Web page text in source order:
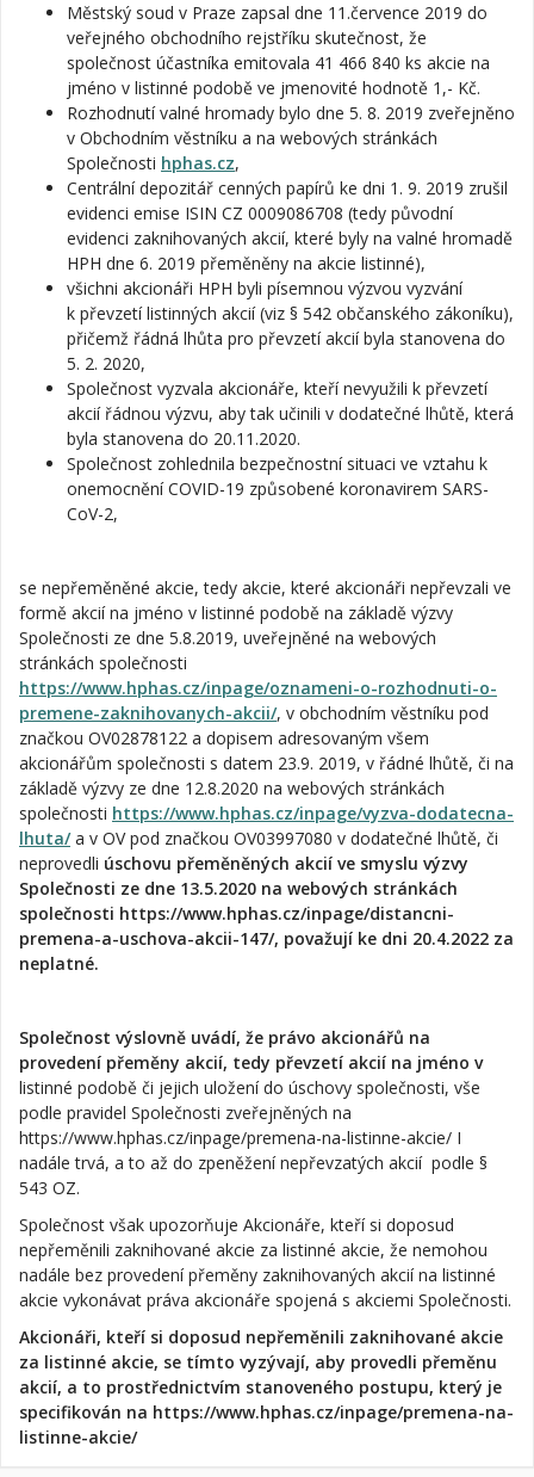
Městský soud v Praze zapsal dne 11.července 2019 do
veřejného obchodního rejstříku skutečnost, že
společnost účastníka emitovala 41 466 840 ks akcie na
jméno v listinné podobě ve jmenovité hodnotě 1,- Kč.
Rozhodnutí valné hromady bylo dne 5. 8. 2019 zveřejněno
v Obchodním věstníku a na webových stránkách
Společnosti hphas.cz,
Centrální depozitář cenných papírů ke dni 1. 9. 2019 zrušil
evidenci emise ISIN CZ 0009086708 (tedy původní
evidenci zaknihovaných akcií, které byly na valné hromadě
HPH dne 6. 2019 přeměněny na akcie listinné),
všichni akcionáři HPH byli písemnou výzvou vyzvání
k převzetí listinných akcií (viz § 542 občanského zákoníku),
přičemž řádná lhůta pro převzetí akcií byla stanovena do
5. 2. 2020,
Společnost vyzvala akcionáře, kteří nevyužili k převzetí
akcií řádnou výzvu, aby tak učinili v dodatečné lhůtě, která
byla stanovena do 20.11.2020.
Společnost zohlednila bezpečnostní situaci ve vztahu k
onemocnění COVID-19 způsobené koronavirem SARS-
CoV-2,
se nepřeměněné akcie, tedy akcie, které akcionáři nepřevzali ve
formě akcií na jméno v listinné podobě na základě výzvy
Společnosti ze dne 5.8.2019, uveřejněné na webových
stránkách společnosti
https://www.hphas.cz/inpage/oznameni-o-rozhodnuti-o-
premene-zaknihovanych-akcii/, v obchodním věstníku pod
značkou OV02878122 a dopisem adresovaným všem
akcionářům společnosti s datem 23.9. 2019, v řádné lhůtě, či na
základě výzvy ze dne 12.8.2020 na webových stránkách
společnosti https://www.hphas.cz/inpage/vyzva-dodatecna-
lhuta/a v OV pod značkou OV03997080 v dodatečné lhůtě, či
neprovedli úschovu přeměněných akcií ve smyslu výzvy
Společnosti ze dne 13.5.2020 na webových stránkách
společnosti https://www.hphas.cz/inpage/distancni-
premena-a-uschova-akcii-147/, považují ke dni 20.4.2022 za
neplatné.
Společnost výslovně uvádí, že právo akcionářů na
provedení přeměny akcií, tedy převzetí akcií na jméno v
listinné podobě či jejich uložení do úschovy společnosti, vše
podle pravidel Společnosti zveřejněných na
https://www.hphas.cz/inpage/premena-na-listinne-akcie/ I
nadále trvá, a to až do zpeněžení nepřevzatých akcií podle §
543 OZ.
Společnost však upozorňuje Akcionáře, kteří si doposud
nepřeměnili zaknihované akcie za listinné akcie, že nemohou
nadále bez provedení přeměny zaknihovaných akcií na listinné
akcie vykonávat práva akcionáře spojená s akciemi Společnosti.
Akcionáři, kteří si doposud nepřeměnili zaknihované akcie
za listinné akcie, se tímto vyzývají, aby provedli přeměnu
akcií, a to prostřednictvím stanoveného postupu, který je
specifikován na https://www.hphas.cz/inpage/premena-na-
listinne-akcie/